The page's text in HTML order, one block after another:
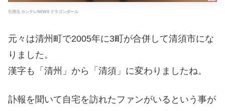
引用元 カンテレNEWS ドラゴンボール
元々は清州町で2005年に3町が合併して清須市にな
りました。
漢字も「清州」から「清須」に変わりましたね。
訃報を聞いて自宅を訪れたファンがいるという事が